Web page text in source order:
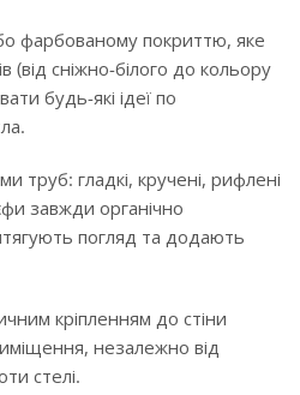
фарбованому покриттю, яке
(від сніжно-білого до кольору
будь-які ідеї по
труб: гладкі, кручені, рифлені
завжди органічно
погляд та додають
кріпленням до стіни
незалежно від
стелі.